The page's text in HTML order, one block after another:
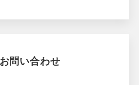
お問い合わせ